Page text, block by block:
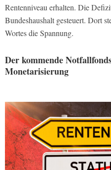
Rentenniveau erhalten. Die
Bundeshaushalt gesteuert. Dort
Wortes die Spannung.
Der kommende
Monetarisierung